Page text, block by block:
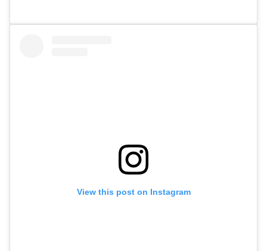
View this post on Instagram